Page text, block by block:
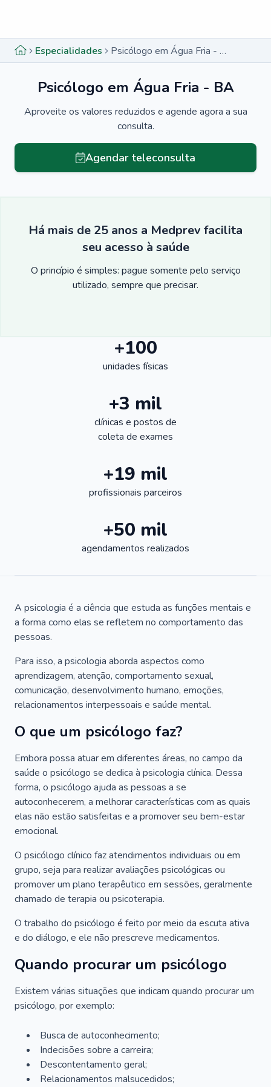
Especialidades Psicólogo em Água Fria - BA
Psicólogo em Água Fria - BA
Aproveite os valores reduzidos e agende agora a sua
consulta.
Agendar teleconsulta
Há mais de 25 anos a Medprev facilita
seu acesso à saúde
O princípio é simples: pague somente pelo serviço
utilizado, sempre que precisar.
+100
unidades físicas
+3 mil
clínicas e postos de
coleta de exames
+19 mil
profissionais parceiros
+50 mil
agendamentos realizados
A psicologia é a ciência que estuda as funções mentais e
a forma como elas se refletem no comportamento das
pessoas.
Para isso, a psicologia aborda aspectos como
aprendizagem, atenção, comportamento sexual,
comunicação, desenvolvimento humano, emoções,
relacionamentos interpessoais e saúde mental.
O que um psicólogo faz?
Embora possa atuar em diferentes áreas, no campo da
saúde o psicólogo se dedica à psicologia clínica. Dessa
forma, o psicólogo ajuda as pessoas a se
autoconhecerem, a melhorar características com as quais
elas não estão satisfeitas e a promover seu bem-estar
emocional.
O psicólogo clínico faz atendimentos individuais ou em
grupo, seja para realizar avaliações psicológicas ou
promover um plano terapêutico em sessões, geralmente
chamado de terapia ou psicoterapia.
O trabalho do psicólogo é feito por meio da escuta ativa
e do diálogo, e ele não prescreve medicamentos.
Quando procurar um psicólogo
Existem várias situações que indicam quando procurar um
psicólogo, por exemplo:
Busca de autoconhecimento;
Indecisões sobre a carreira;
Descontentamento geral;
Relacionamentos malsucedidos;